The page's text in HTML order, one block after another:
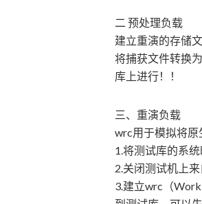
二 预处理负载
建立重演的存储
将捕获文件转换
库上进行！！
三、重演负载
wrc用于模拟将原
1.将测试库的系
2.关闭测试机上
3.建立wrc（